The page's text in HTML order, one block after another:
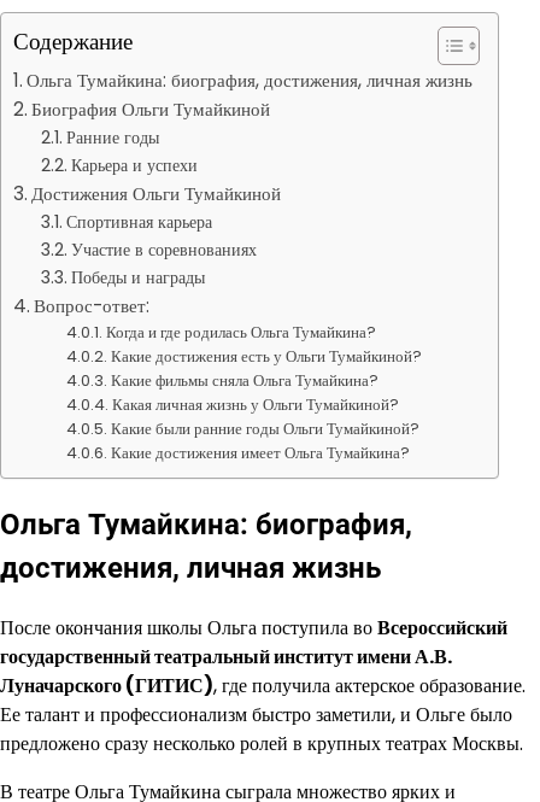
Содержание
Ольга Тумайкина: биография, достижения, личная жизнь
Биография Ольги Тумайкиной
Ранние годы
Карьера и успехи
Достижения Ольги Тумайкиной
Спортивная карьера
Участие в соревнованиях
Победы и награды
Вопрос-ответ:
Когда и где родилась Ольга Тумайкина?
Какие достижения есть у Ольги Тумайкиной?
Какие фильмы сняла Ольга Тумайкина?
Какая личная жизнь у Ольги Тумайкиной?
Какие были ранние годы Ольги Тумайкиной?
Какие достижения имеет Ольга Тумайкина?
Ольга Тумайкина: биография,
достижения, личная жизнь
После окончания школы Ольга поступила воВсероссийский
государственный театральный институт имени А.В.
Луначарского (ГИТИС), где получила актерское образование.
Ее талант и профессионализм быстро заметили, и Ольге было
предложено сразу несколько ролей в крупных театрах Москвы.
В театре Ольга Тумайкина сыграла множество ярких и